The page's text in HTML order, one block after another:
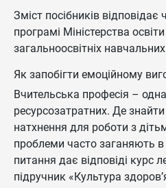
Зміст посібників відповідає
програмі Міністерства
загальноосвітніх
Як запобігти емоційному
Вчительська професія –
ресурсозатратних. Де
натхнення для роботи з
проблеми часто заганяють в
питання дає відповіді курс
підручник «Культура